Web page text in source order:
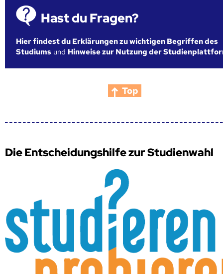
Hast du Fragen?
Hier findest du Erklärungen zu wichtigen Begriffen des
Studiums und Hinweise zur Nutzung der
Top
Die Entscheidungshilfe zur Studienwahl